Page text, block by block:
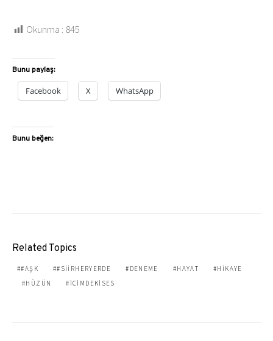
Okunma : 845
Bunu paylaş:
Facebook X WhatsApp
Bunu beğen:
Related Topics
#AŞK #SIIRHERYERDE DENEME HAYAT
HIKAYE
HÜZÜN
ICIMDEKISES